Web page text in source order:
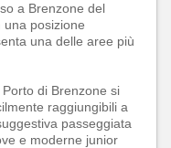
a Brenzone del
posizione
una delle aree più
di Brenzone si
raggiungibili a
passeggiata
e moderne junior